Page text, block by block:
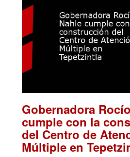
Gobernadora
cumple con la
del Centro de
Múltiple en